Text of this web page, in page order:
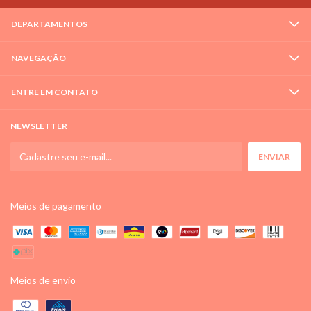
DEPARTAMENTOS
NAVEGAÇÃO
ENTRE EM CONTATO
NEWSLETTER
Meios de pagamento
Meios de envio